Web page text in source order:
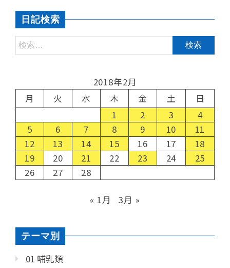
日記検索
2018年2月
月
火 水 木 金 土
日
1
2 3
4
5
6 7 8 9 10
11
12
13 14 15 16 17
18
19
20 21 22 23 24
25
26
27 28
« 1月 3月 »
テーマ別
01 哺乳類